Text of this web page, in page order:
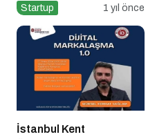
Startup 1 yıl önce
İstanbul Kent